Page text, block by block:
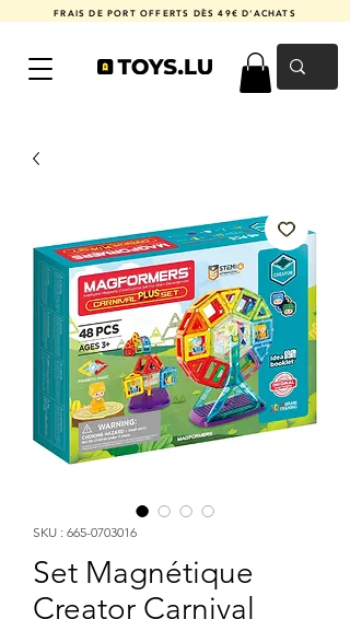
FRAIS DE PORT OFFERTS DÈS 49€ D'ACHATS
SKU : 665-0703016
Set Magnétique
Creator Carnival